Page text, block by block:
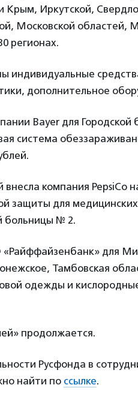
Крым, Иркутской,
Московской
регионах.
индивидуальные
дополнительное
Bayer для
система
компания PepsiCo
защиты для
больницы № 2.
для
Тамбовская
одежды и
продолжается.
Русфонда в
найти по ссылке.